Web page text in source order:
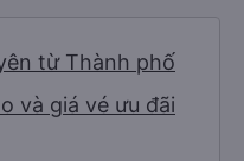
từ Thành phố
và giá vé ưu đãi